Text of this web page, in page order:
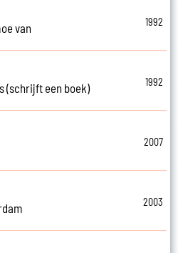
van
1992
(schrijft een boek)
1992
2007
2003